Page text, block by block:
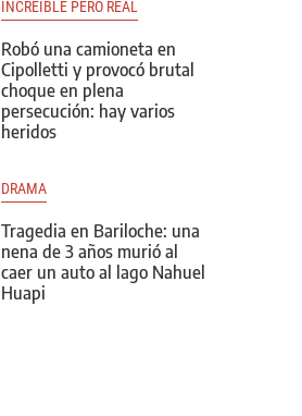
INCREÍBLE PERO REAL
Robó una camioneta en
Cipolletti y provocó brutal
choque en plena
persecución: hay varios
heridos
DRAMA
Tragedia en Bariloche: una
nena de 3 años murió al
caer un auto al lago Nahuel
Huapi